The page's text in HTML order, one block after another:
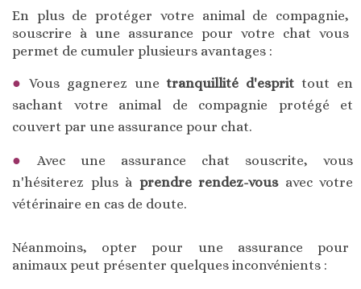
En plus de protéger votre animal de compagnie,
souscrire à une assurance pour votre chat vous
permet de cumuler plusieurs avantages :
Vous gagnerez une tranquillité d'esprit tout en
sachant votre animal de compagnie protégé et
couvert par une assurance pour chat.
Avec une assurance chat souscrite, vous
n'hésiterez plus à prendre rendez-vousavec votre
vétérinaire en cas de doute.
Néanmoins, opter pour une assurance pour
animaux peut présenter quelques inconvénients :